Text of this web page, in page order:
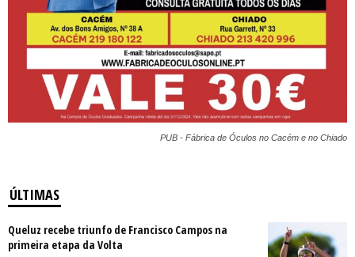
PUB - Fábrica de Óculos no Cacém e no Chiado
ÚLTIMAS
Queluz recebe triunfo de Francisco Campos na
primeira etapa da Volta